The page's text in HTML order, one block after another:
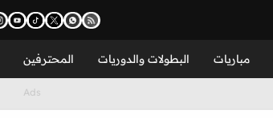
مباريات البطولات والدوريات المحترفين